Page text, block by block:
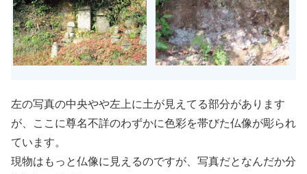
左の写真の中央やや左上に土が見えてる部分があります
が、ここに尊名不詳のわずかに色彩を帯びた仏像が彫られ
ています。
現物はもっと仏像に見えるのですが、写真だとなんだか分